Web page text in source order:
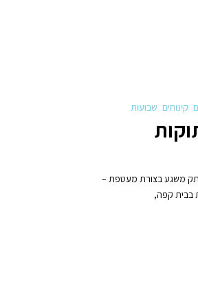
קינוחים שבועות
משגע בצורת מעטפת –
בבית קפה,